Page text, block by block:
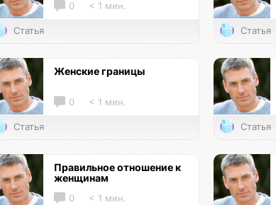
0 < 1 мин.
Статья Статья
Женские границы
0 < 1 мин.
Статья Статья
Правильное отношение к
женщинам
0 < 1 мин.